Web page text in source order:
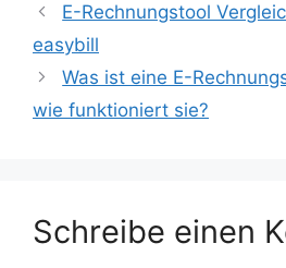
E-Rechnungstool
easybill
Was ist eine E-
wie funktioniert sie?
Schreibe einen